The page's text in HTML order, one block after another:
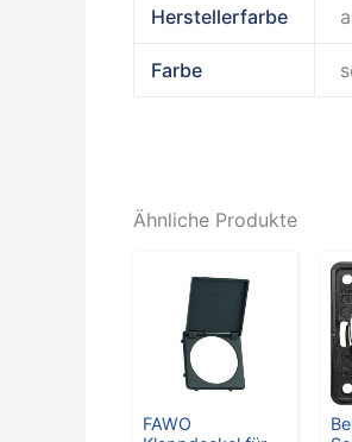
Herstellerfarbe
Farbe
Ähnliche Produkte
FAWO